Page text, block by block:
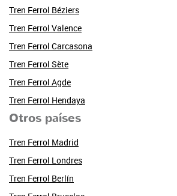
Tren Ferrol Béziers
Tren Ferrol Valence
Tren Ferrol Carcasona
Tren Ferrol Sète
Tren Ferrol Agde
Tren Ferrol Hendaya
Otros países
Tren Ferrol Madrid
Tren Ferrol Londres
Tren Ferrol Berlín